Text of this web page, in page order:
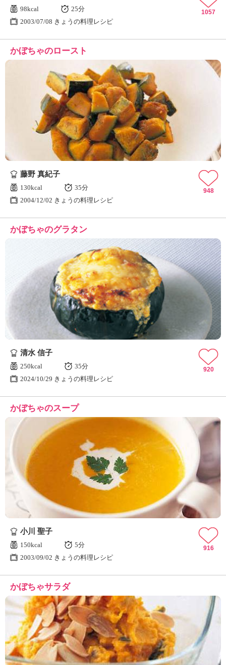
98kcal
25分
2003/07/08 きょうの料理レシピ
1057
かぼちゃのロースト
藤野 真紀子
130kcal
35分
2004/12/02 きょうの料理レシピ
948
かぼちゃのグラタン
清水 信子
250kcal
35分
2024/10/29 きょうの料理レシピ
920
かぼちゃのスープ
小川 聖子
150kcal
5分
2003/09/02 きょうの料理レシピ
916
かぼちゃサラダ